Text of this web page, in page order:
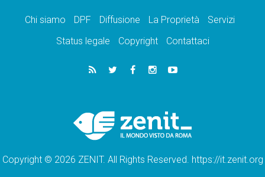
Chi siamo DPF Diffusione La Proprietà
Servizi
Status legale
Copyright Contattaci
Copyright © 2026 ZENIT. All Rights Reserved. https://it.zenit.org